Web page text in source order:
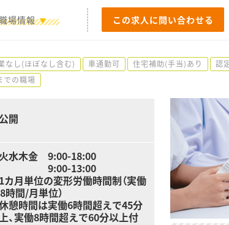
場情報 この求人に問い合わせる
なし(ほぼなし含む) 車通勤可 住宅補助(手当)あり
認
での職場
開
水木金 9:00-18:00
9:00-13:00
月単位の変形労働時間制（実働
時間/月単位）
憩時間は実働6時間超えで45分
、実働8時間超えで60分以上付